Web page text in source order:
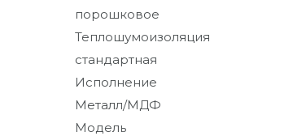
порошковое
Теплошумоизоляция
стандартная
Исполнение
Металл/МДФ
Модель